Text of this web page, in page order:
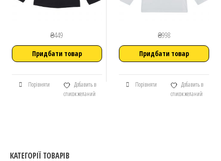
₴449
Придбати товар
Порівняти
Добавить в
список желаний
₴998
Придбати товар
Порівняти
Добавить в
список желаний
КАТЕГОРІЇ ТОВАРІВ